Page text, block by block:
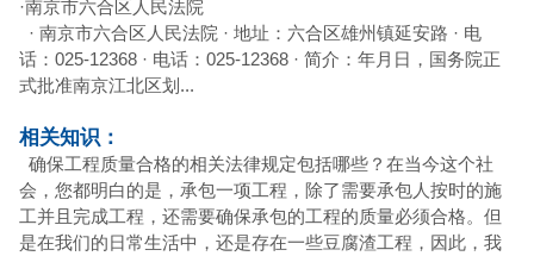
·南京市六合区人民法院
· 南京市六合区人民法院 · 地址：六合区雄州镇延安路 · 电
话：025-12368 · 电话：025-12368 · 简介：年月日，国务院正
式批准南京江北区划...
相关知识：
确保工程质量合格的相关法律规定包括哪些？在当今这个社
会，您都明白的是，承包一项工程，除了需要承包人按时的施
工并且完成工程，还需要确保承包的工程的质量必须合格。但
是在我们的日常生活中，还是存在一些豆腐渣工程，因此，我